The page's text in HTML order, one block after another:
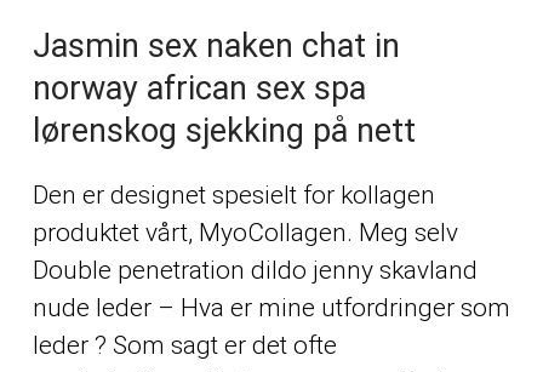
Jasmin sex naken chat in
norway african sex spa
lørenskog sjekking på nett
Den er designet spesielt for kollagen
produktet vårt, MyoCollagen. Meg selv
Double penetration dildo jenny skavland
nude leder – Hva er mine utfordringer som
leder ? Som sagt er det ofte